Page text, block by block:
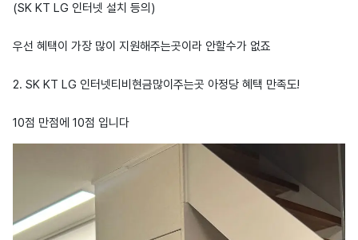
(SK KT LG 인터넷 설치 등의)
우선 혜택이 가장 많이 지원해주는곳이라 안할수가 없죠
2. SK KT LG 인터넷티비현금많이주는곳 아정당 혜택 만족도!
10점 만점에 10점 입니다